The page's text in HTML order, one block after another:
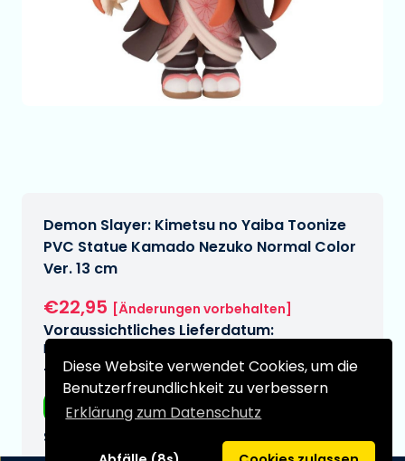
Diese Website verwendet Cookies, um die
Benutzerfreundlichkeit zu verbessern
Erklärung zum Datenschutz
Demon Slayer: Kimetsu no Yaiba Toonize
PVC Statue Kamado Nezuko Normal Color
Ver. 13 cm
€22,95 [Änderungen vorbehalten]
Voraussichtliches Lieferdatum:
N/A
Typ:
Anime-Figuren
Serie: